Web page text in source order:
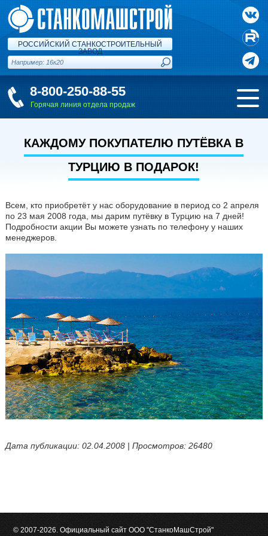
РОССИЙСКИЙ СТАНКОСТРОИТЕЛЬНЫЙ
ЗАВОД
8-800-250-88-55
Горячая линия отдела продаж
КАЖДОМУ ПОКУПАТЕЛЮ ПУТЁВКА В
ТУРЦИЮ В ПОДАРОК!
Всем, кто приобретёт у нас оборудование в период со 2 апреля
по 23 мая 2008 года, мы дарим путёвку в Турцию на 7 дней!
Подробности акции Вы можете узнать по телефону у наших
менеджеров.
Дата публикации: 02.04.2008 | Просмотров: 26480
© 2007-2026. Официальный сайт ООО "СтанкоМашСтрой"